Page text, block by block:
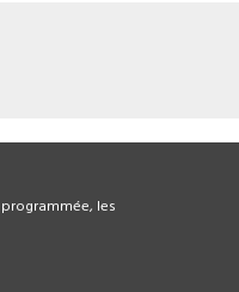
les